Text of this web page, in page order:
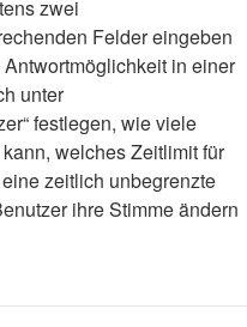
zwei
Felder eingeben
in einer
unter
festlegen, wie viele
welches Zeitlimit für
zeitlich unbegrenzte
ihre Stimme ändern